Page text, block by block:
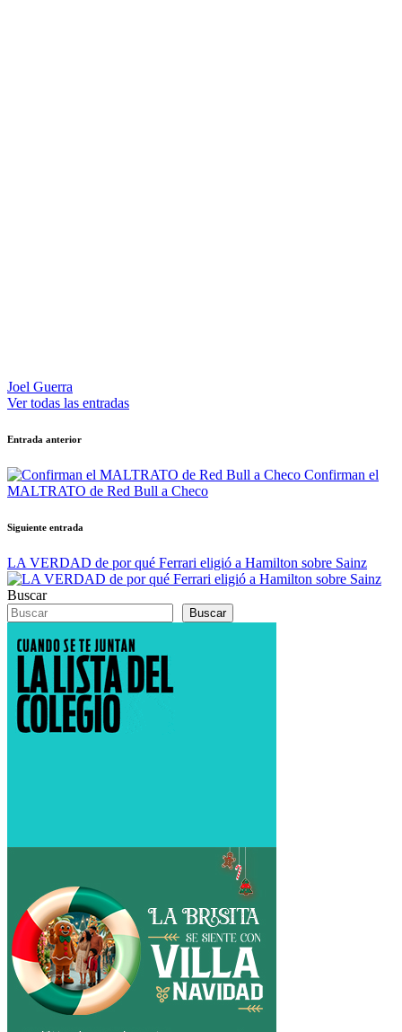
Joel Guerra
Ver todas las entradas
Navegación
de
entradas
Entrada anterior
Confirman el
MALTRATO de Red Bull a Checo
Siguiente entrada
LA VERDAD de por qué Ferrari eligió a Hamilton sobre Sainz
Buscar
Buscar